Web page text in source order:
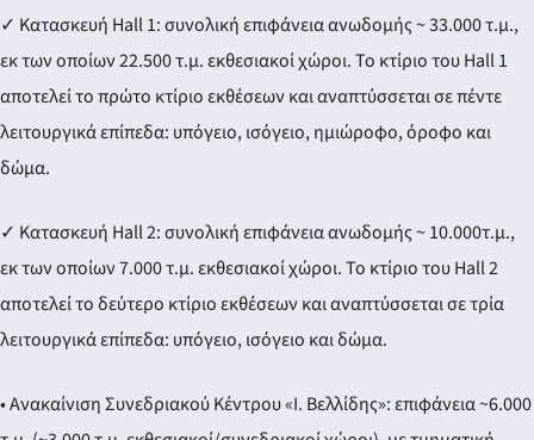
✓ Κατασκευή Hall 1: συνολική επιφάνεια ανωδομής ~ 33.000 τ.μ.,
εκ των οποίων 22.500 τ.μ. εκθεσιακοί χώροι. Το κτίριο του Hall 1
αποτελεί το πρώτο κτίριο εκθέσεων και αναπτύσσεται σε πέντε
λειτουργικά επίπεδα: υπόγειο, ισόγειο, ημιώροφο, όροφο και
δώμα.
✓ Κατασκευή Hall 2: συνολική επιφάνεια ανωδομής ~ 10.000τ.μ.,
εκ των οποίων 7.000 τ.μ. εκθεσιακοί χώροι. Το κτίριο του Hall 2
αποτελεί το δεύτερο κτίριο εκθέσεων και αναπτύσσεται σε τρία
λειτουργικά επίπεδα: υπόγειο, ισόγειο και δώμα.
• Ανακαίνιση Συνεδριακού Κέντρου «Ι. Βελλίδης»: επιφάνεια ~6.000